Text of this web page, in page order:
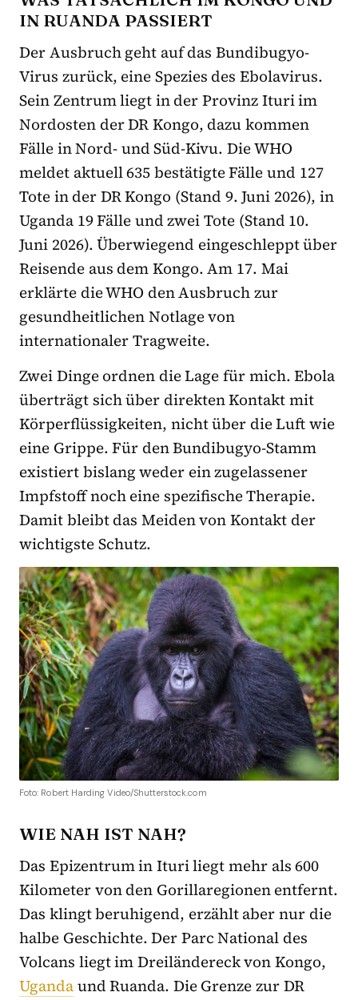
IN RUANDA PASSIERT
Der Ausbruch geht auf das Bundibugyo-
Virus zurück, eine Spezies des Ebolavirus.
Sein Zentrum liegt in der Provinz Ituri im
Nordosten der DR Kongo, dazu kommen
Fälle in Nord- und Süd-Kivu. Die WHO
meldet aktuell 635 bestätigte Fälle und 127
Tote in der DR Kongo (Stand 9. Juni 2026), in
Uganda 19 Fälle und zwei Tote (Stand 10.
Juni 2026). Überwiegend eingeschleppt über
Reisende aus dem Kongo. Am 17. Mai
erklärte die WHO den Ausbruch zur
gesundheitlichen Notlage von
internationaler Tragweite.
Zwei Dinge ordnen die Lage für mich. Ebola
überträgt sich über direkten Kontakt mit
Körperflüssigkeiten, nicht über die Luft wie
eine Grippe. Für den Bundibugyo-Stamm
existiert bislang weder ein zugelassener
Impfstoff noch eine spezifische Therapie.
Damit bleibt das Meiden von Kontakt der
wichtigste Schutz.
Foto: Robert Harding Video/Shutterstock.com
WIE NAH IST NAH?
Das Epizentrum in Ituri liegt mehr als 600
Kilometer von den Gorillaregionen entfernt.
Das klingt beruhigend, erzählt aber nur die
halbe Geschichte. Der Parc National des
Volcans liegt im Dreiländereck von Kongo,
Ugandaund Ruanda. Die Grenze zur DR